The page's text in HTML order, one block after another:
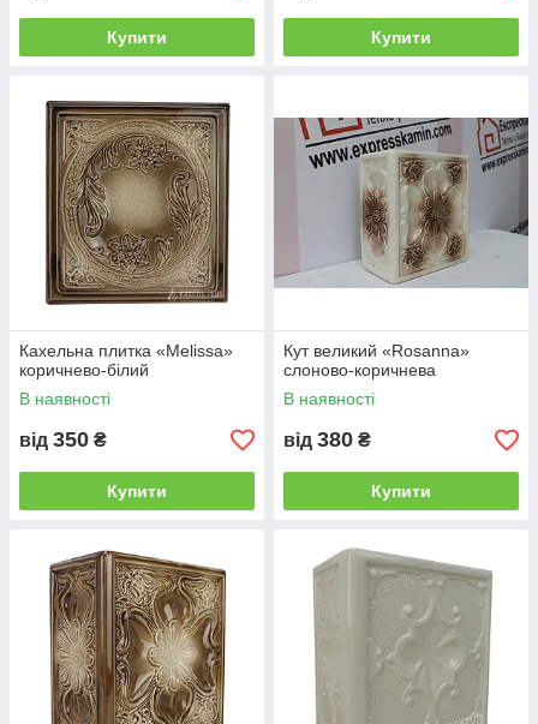
Купити Купити
Кахельна плитка «Melissa»
коричнево-білий
В наявності
від 350 ₴
Купити
Кут великий «Rosanna»
слоново-коричнева
В наявності
від 380 ₴
Купити